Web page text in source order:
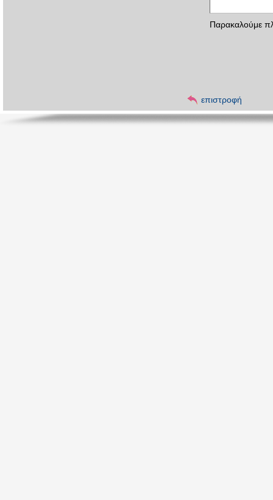
Παρακαλούμε
επιστροφή